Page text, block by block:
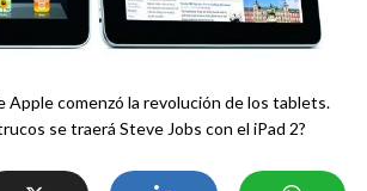
Apple comenzó la revolución de los tablets.
se traerá Steve Jobs con el iPad 2?